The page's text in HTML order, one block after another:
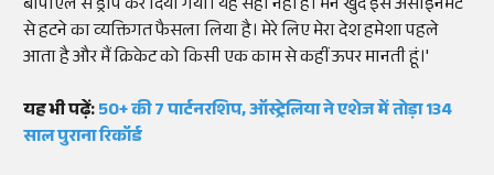
बीपीएल से ड्रॉप कर दिया गया। यह सही नहीं है। मैंने खुद इस असाइनमेंट
से हटने का व्यक्तिगत फैसला लिया है। मेरे लिए मेरा देश हमेशा पहले
आता है और मैं क्रिकेट को किसी एक काम से कहीं ऊपर मानती हूं।'
यह भी पढ़ें:50+ की 7 पार्टनरशिप, ऑस्ट्रेलिया ने एशेज में तोड़ा 134
साल पुराना रिकॉर्ड